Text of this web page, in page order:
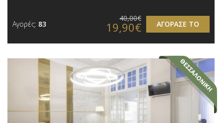
Αγορές: 83 ΑΓΟΡΑΣΕ ΤΟ
40,00€
19,90€